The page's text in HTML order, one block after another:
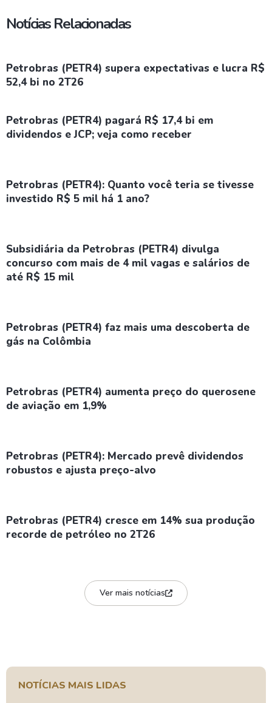
Notícias Relacionadas
Petrobras (PETR4) supera expectativas e lucra R$
52,4 bi no 2T26
Petrobras (PETR4) pagará R$ 17,4 bi em
dividendos e JCP; veja como receber
Petrobras (PETR4): Quanto você teria se tivesse
investido R$ 5 mil há 1 ano?
Subsidiária da Petrobras (PETR4) divulga
concurso com mais de 4 mil vagas e salários de
até R$ 15 mil
Petrobras (PETR4) faz mais uma descoberta de
gás na Colômbia
Petrobras (PETR4) aumenta preço do querosene
de aviação em 1,9%
Petrobras (PETR4): Mercado prevê dividendos
robustos e ajusta preço-alvo
Petrobras (PETR4) cresce em 14% sua produção
recorde de petróleo no 2T26
Ver mais notícias
NOTÍCIAS MAIS LIDAS